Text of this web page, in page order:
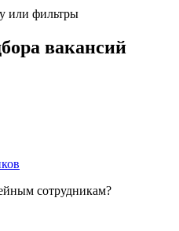
или фильтры
вакансий
сотрудникам?